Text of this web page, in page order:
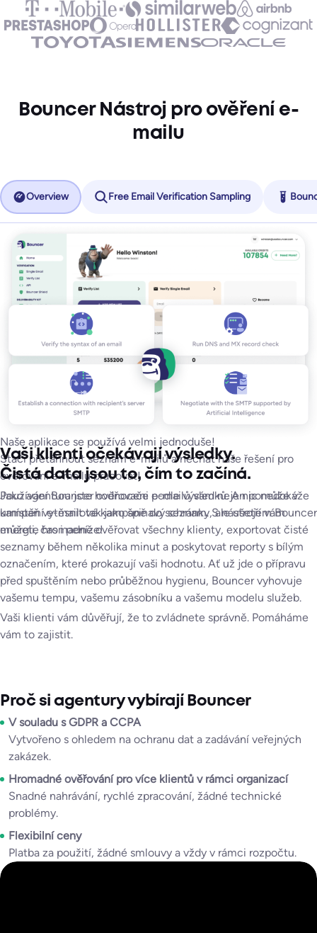
Bouncer Nástroj pro ověření e-
mailu
Overview Free Email Verification Sampling
Naše aplikace se používá velmi jednoduše!
Stačí přetáhnout seznam e-mailů a nechat naše řešení pro
ověřování e-mailů pracovat!
Používání Bouncer ověřovače e-mailů vám nejen pomůže v
umístění e-mailové kampaně do schránky, ale ušetří vám
energii, čas i peníze!
E-mailové adresy typu Catch-All hostované společnostmi
Google a Microsoft
E-mailové adresy chráněné antispamovým filtrem,
E-mailové adresy hostované poskytovateli výklenkových
služeb.
Vaši klienti očekávají výsledky.
Čistá data jsou to, čím to začíná.
Jako agentura jste hodnoceni podle výsledků. A nic nedokáže
kampaň vytěsnit tak jako špinavý seznam. S nástrojem Bouncer
můžete hromadně ověřovat všechny klienty, exportovat čisté
seznamy během několika minut a poskytovat reporty s bílým
označením, které prokazují vaši hodnotu. Ať už jde o přípravu
před spuštěním nebo průběžnou hygienu, Bouncer vyhovuje
vašemu tempu, vašemu zásobníku a vašemu modelu služeb.
Vaši klienti vám důvěřují, že to zvládnete správně. Pomáháme
vám to zajistit.
Proč si agentury vybírají Bouncer
V souladu s GDPR a CCPA
Vytvořeno s ohledem na ochranu dat a zadávání veřejných
zakázek.
Hromadné ověřování pro více klientů v rámci organizací
Snadné nahrávání, rychlé zpracování, žádné technické
problémy.
Flexibilní ceny
Platba za použití, žádné smlouvy a vždy v rámci rozpočtu.